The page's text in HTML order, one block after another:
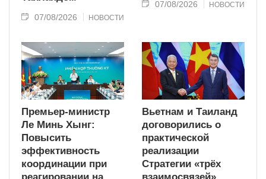
07/08/2026 НОВОСТИ
07/08/2026 НОВОСТИ
Премьер-министр
Ле Минь Хынг:
Повысить
эффективность
координации при
Вьетнам и Таиланд
договорились о
практической
реализации
Стратегии «трёх